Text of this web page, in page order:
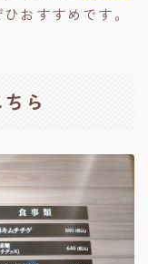
おすすめです。
ら